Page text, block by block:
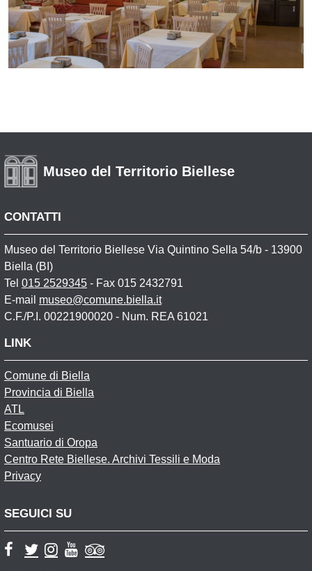
Museo del Territorio Biellese
CONTATTI
Museo del Territorio Biellese Via Quintino Sella 54/b - 13900
Biella (BI)
Tel 015 2529345 - Fax 015 2432791
E-mail museo@comune.biella.it
C.F./P.I. 00221900020 - Num. REA 61021
LINK
Comune di Biella
Provincia di Biella
ATL
Ecomusei
Santuario di Oropa
Centro Rete Biellese. Archivi Tessili e Moda
Privacy
SEGUICI SU